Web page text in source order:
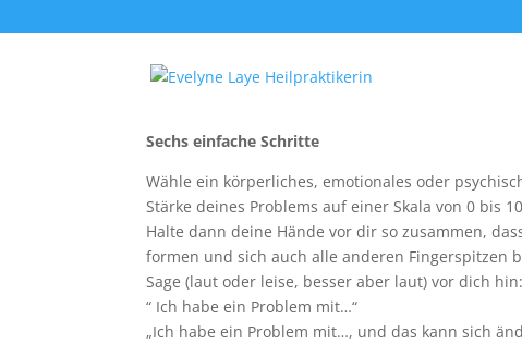
Die Dynamind Technik
Sechs einfache Schritte
Wähle ein körperliches, emotionales oder
Stärke deines Problems auf einer Skala von 0 bis
Halte dann deine Hände vor dir so zusammen,
formen und sich auch alle anderen Fingerspitzen
Sage (laut oder leise, besser aber laut) vor dich hin:
“ Ich habe ein Problem mit…“
„Ich habe ein Problem mit…, und das kann sich